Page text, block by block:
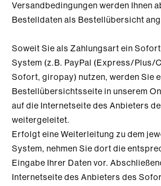
Versandbedingungen werden Ihnen
Bestelldaten als Bestellübersicht
Soweit Sie als Zahlungsart ein
System (z.B. PayPal (Express/Plus/
Sofort, giropay) nutzen, werden Sie
Bestellübersichtsseite in unserem
auf die Internetseite des Anbieters
weitergeleitet.
Erfolgt eine Weiterleitung zu dem
System, nehmen Sie dort die
Eingabe Ihrer Daten vor.
Internetseite des Anbieters des